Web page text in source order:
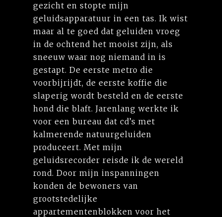
gezicht en stopte mijn
geluidsapparatuur in een tas. Ik wist
maar al te goed dat geluiden vroeg
in de ochtend het mooist zijn, als
sneeuw waar nog niemand in is
gestapt. De eerste metro die
voorbijrijdt, de eerste koffie die
slaperig wordt besteld en de eerste
hond die blaft. Jarenlang werkte ik
voor een bureau dat cd’s met
kalmerende natuurgeluiden
produceert. Met mijn
geluidsrecorder reisde ik de wereld
rond. Door mijn inspanningen
konden de bewoners van
grootstedelijke
appartementenblokken voor het